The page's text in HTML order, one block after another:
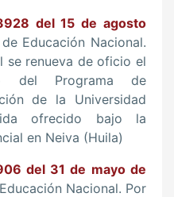
del 15 de agosto
Educación Nacional.
se renueva de oficio el
del Programa de
de la Universidad
ofrecido bajo la
en Neiva (Huila)
del 31 de mayo de
Nacional. Por